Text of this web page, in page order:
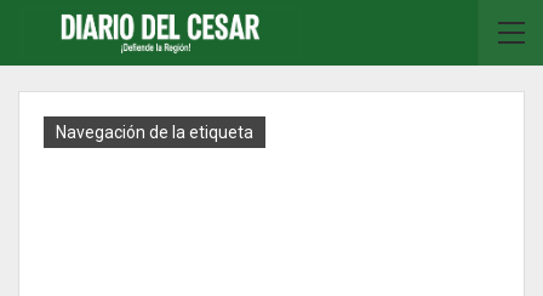
Navegación de la etiqueta